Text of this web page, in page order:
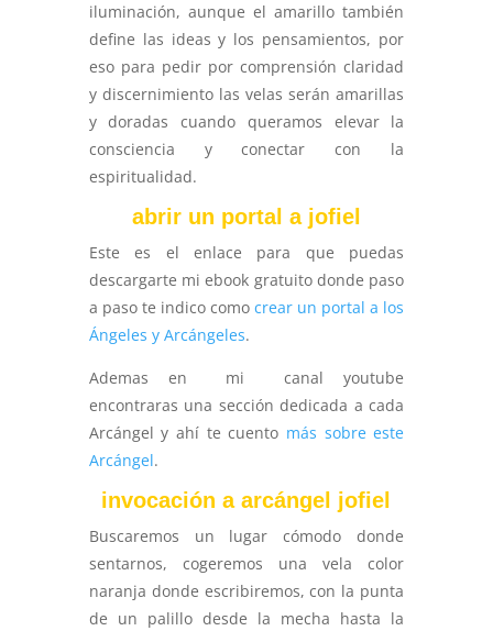
iluminación, aunque el amarillo también
define las ideas y los pensamientos, por
eso para pedir por comprensión claridad
y discernimiento las velas serán amarillas
y doradas cuando queramos elevar la
consciencia y conectar con la
espiritualidad.
abrir un portal a jofiel
Este es el enlace para que puedas
descargarte mi ebook gratuito donde paso
a paso te indico comocrear un portal a los
Ángeles y Arcángeles.
Ademas en mi canal youtube
encontraras una sección dedicada a cada
Arcángel y ahí te cuento más sobre este
Arcángel.
invocación a arcángel jofiel
Buscaremos un lugar cómodo donde
sentarnos, cogeremos una vela color
naranja donde escribiremos, con la punta
de un palillo desde la mecha hasta la